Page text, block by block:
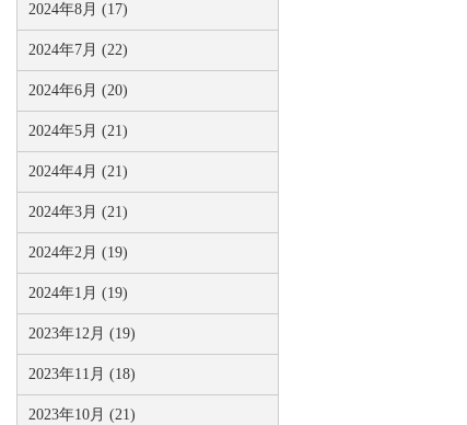
2024年8月 (17)
2024年7月 (22)
2024年6月 (20)
2024年5月 (21)
2024年4月 (21)
2024年3月 (21)
2024年2月 (19)
2024年1月 (19)
2023年12月 (19)
2023年11月 (18)
2023年10月 (21)